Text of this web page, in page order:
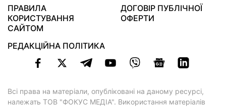
ПРАВИЛА
КОРИСТУВАННЯ
САЙТОМ
ДОГОВІР ПУБЛІЧНОЇ
ОФЕРТИ
РЕДАКЦІЙНА ПОЛІТИКА
Всі права на матеріали, опубліковані на даному ресурсі,
належать ТОВ "ФОКУС МЕДІА". Використання матеріалів